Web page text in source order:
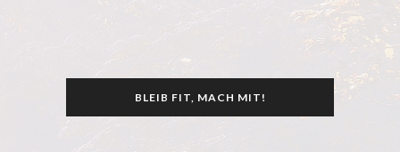
BLEIB FIT, MACH MIT!